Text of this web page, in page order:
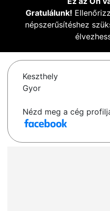
Gratulálunk!
népszerűsítéshez
Keszthely
Gyor
Nézd meg a cég